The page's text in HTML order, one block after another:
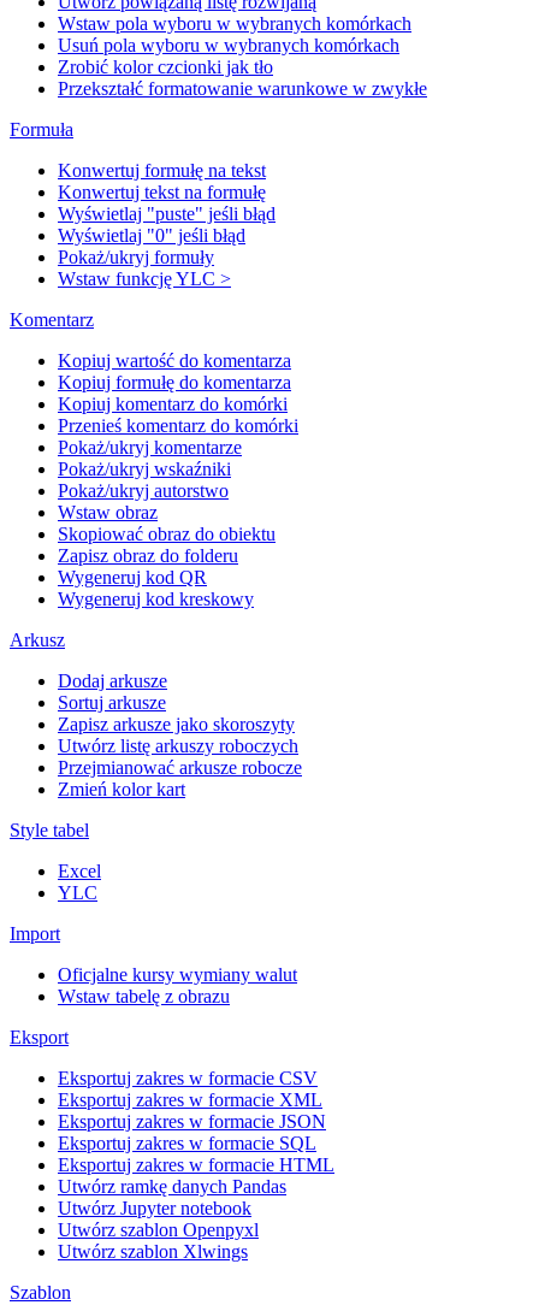
Wstaw pola wyboru w wybranych komórkach
Usuń pola wyboru w wybranych komórkach
Zrobić kolor czcionki jak tło
Przekształć formatowanie warunkowe w zwykłe
Formuła
Konwertuj formułę na tekst
Konwertuj tekst na formułę
Wyświetlaj "puste" jeśli błąd
Wyświetlaj "0" jeśli błąd
Pokaż/ukryj formuły
Wstaw funkcję YLC >
Komentarz
Kopiuj wartość do komentarza
Kopiuj formułę do komentarza
Kopiuj komentarz do komórki
Przenieś komentarz do komórki
Pokaż/ukryj komentarze
Pokaż/ukryj wskaźniki
Pokaż/ukryj autorstwo
Wstaw obraz
Skopiować obraz do obiektu
Zapisz obraz do folderu
Wygeneruj kod QR
Wygeneruj kod kreskowy
Arkusz
Dodaj arkusze
Sortuj arkusze
Zapisz arkusze jako skoroszyty
Utwórz listę arkuszy roboczych
Przejmianować arkusze robocze
Zmień kolor kart
Style tabel
Excel
YLC
Import
Oficjalne kursy wymiany walut
Wstaw tabelę z obrazu
Eksport
Eksportuj zakres w formacie CSV
Eksportuj zakres w formacie XML
Eksportuj zakres w formacie JSON
Eksportuj zakres w formacie SQL
Eksportuj zakres w formacie HTML
Utwórz ramkę danych Pandas
Utwórz Jupyter notebook
Utwórz szablon Openpyxl
Utwórz szablon Xlwings
Szablon